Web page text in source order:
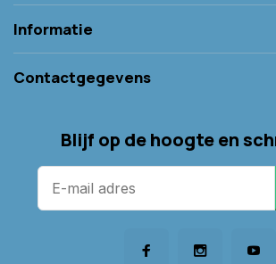
Informatie
Contactgegevens
Blijf op de hoogte en